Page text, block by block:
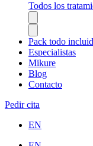
Todos los
Pack todo
Especialistas
Mikure
Blog
Contacto
Pedir cita
EN